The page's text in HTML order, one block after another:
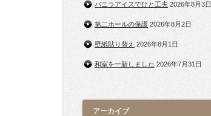
バニラアイスでひと工夫 2026年8月3日
第二ホールの保護 2026年8月2日
壁紙貼り替え 2026年8月1日
和室を一新しました 2026年7月31日
アーカイブ